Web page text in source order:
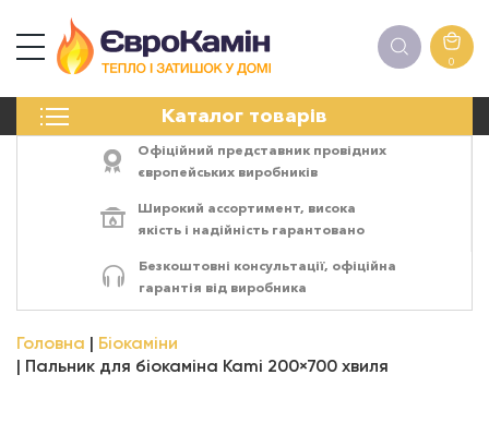
0
Каталог товарів
ПЕЧІ
ЕЛЕКТРОКАМІНИ
АКСЕСУАРИ
Офіційний представник провідних
європейських виробників
Широкий ассортимент, висока
якість і надійність гарантовано
Безкоштовні консультації, офіційна
гарантія від виробника
Головна
Біокаміни
Пальник для біокаміна Kami 200×700 хвиля